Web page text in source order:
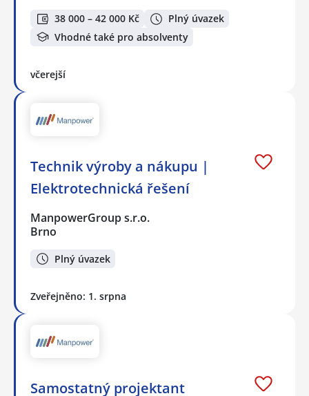
38 000 – 42 000 Kč
Plný úvazek
Vhodné také pro absolventy
včerejší
Technik výroby a nákupu |
Elektrotechnická řešení
ManpowerGroup s.r.o.
Brno
Plný úvazek
Zveřejněno: 1. srpna
Samostatný projektant